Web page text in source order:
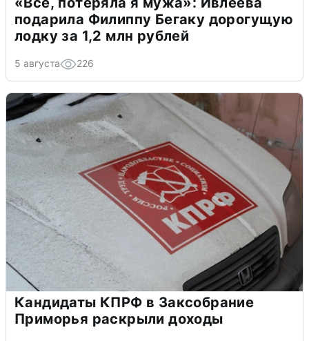
подарила Филиппу Бегаку дорогущую
лодку за 1,2 млн рублей
5 августа 226
Кандидаты КПРФ в Заксобрание
Приморья раскрыли доходы